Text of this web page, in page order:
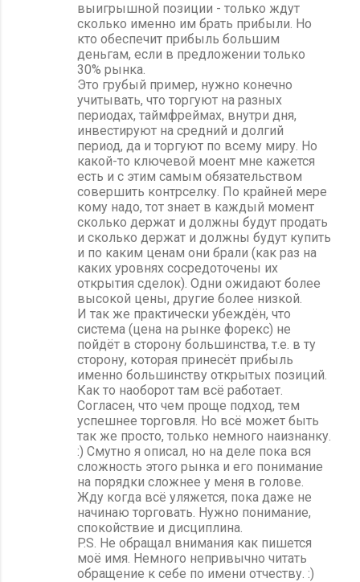
выигрышной позиции - только ждут
сколько именно им брать прибыли. Но
кто обеспечит прибыль большим
деньгам, если в предложении только
30% рынка.
Это грубый пример, нужно конечно
учитывать, что торгуют на разных
периодах, таймфреймах, внутри дня,
инвестируют на средний и долгий
период, да и торгуют по всему миру. Но
какой-то ключевой моент мне кажется
есть и с этим самым обязательством
совершить контрселку. По крайней мере
кому надо, тот знает в каждый момент
сколько держат и должны будут продать
и сколько держат и должны будут купить
и по каким ценам они брали (как раз на
каких уровнях сосредоточены их
открытия сделок). Одни ожидают более
высокой цены, другие более низкой.
И так же практически убеждён, что
система (цена на рынке форекс) не
пойдёт в сторону большинства, т.е. в ту
сторону, которая принесёт прибыль
именно большинству открытых позиций.
Как то наоборот там всё работает.
Согласен, что чем проще подход, тем
успешнее торговля. Но всё может быть
так же просто, только немного наизнанку.
:) Смутно я описал, но на деле пока вся
сложность этого рынка и его понимание
на порядки сложнее у меня в голове.
Жду когда всё уляжется, пока даже не
начинаю торговать. Нужно понимание,
спокойствие и дисциплина.
P.S. Не обращал внимания как пишется
моё имя. Немного непривычно читать
обращение к себе по имени отчеству. :)